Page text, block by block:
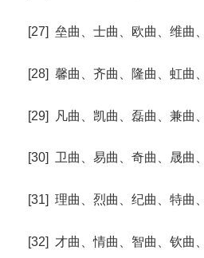
[27] 垒曲、士曲、欧曲、维曲
[28] 馨曲、齐曲、隆曲、虹曲
[29] 凡曲、凯曲、磊曲、兼曲
[30] 卫曲、易曲、奇曲、晟曲
[31] 理曲、烈曲、纪曲、特曲
[32] 才曲、情曲、智曲、钦曲